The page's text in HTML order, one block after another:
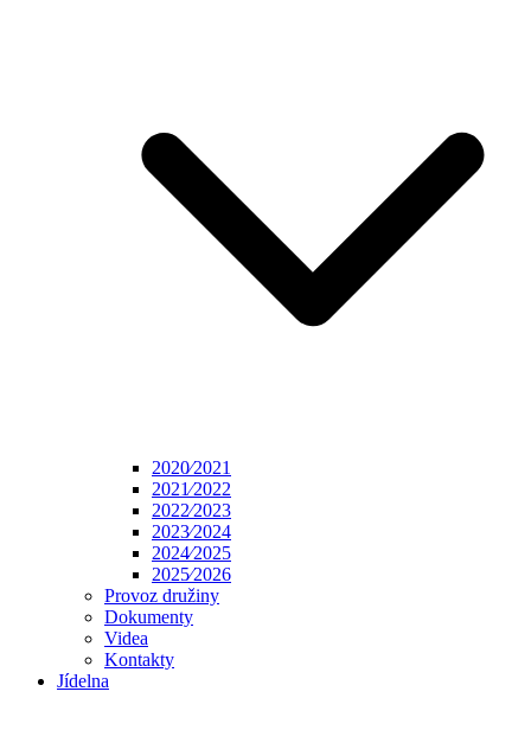
2020⁄2021
2021⁄2022
2022⁄2023
2023⁄2024
2024⁄2025
2025⁄2026
Provoz družiny
Dokumenty
Videa
Kontakty
Jídelna